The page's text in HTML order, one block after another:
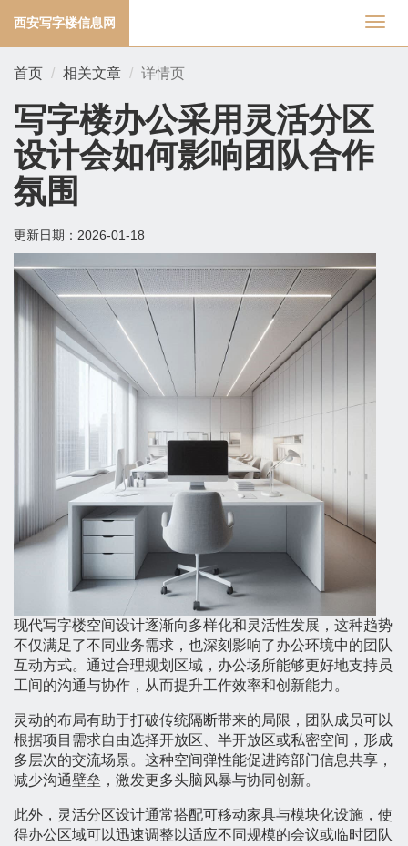
切
换
西安写字楼信息网
首页 相关文章 详情页
写字楼办公采用灵活分区
设计会如何影响团队合作
氛围
更新日期： 2026-01-18
现代写字楼空间设计逐渐向多样化和灵活性发展，这种趋势
不仅满足了不同业务需求，也深刻影响了办公环境中的团队
互动方式。通过合理规划区域，办公场所能够更好地支持员
工间的沟通与协作，从而提升工作效率和创新能力。
灵动的布局有助于打破传统隔断带来的局限，团队成员可以
根据项目需求自由选择开放区、半开放区或私密空间，形成
多层次的交流场景。这种空间弹性能促进跨部门信息共享，
减少沟通壁垒，激发更多头脑风暴与协同创新。
此外，灵活分区设计通常搭配可移动家具与模块化设施，使
得办公区域可以迅速调整以适应不同规模的会议或临时团队